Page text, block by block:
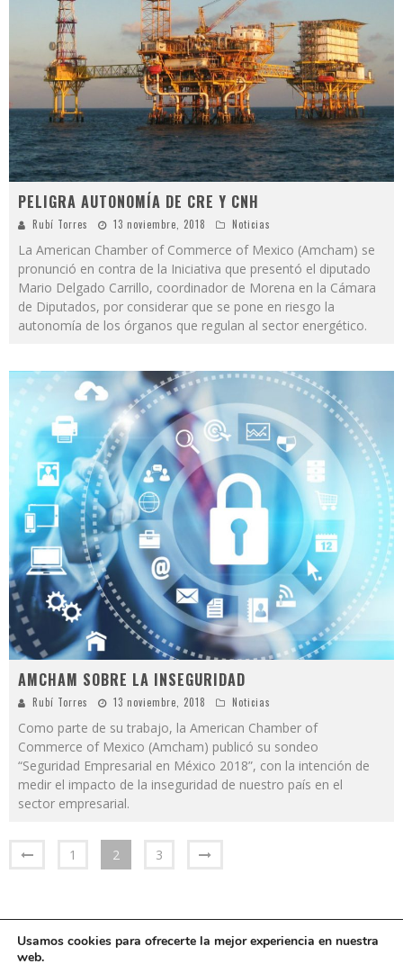
PELIGRA AUTONOMÍA DE CRE Y CNH
Rubí Torres 13 noviembre, 2018 Noticias
La American Chamber of Commerce of Mexico (Amcham) se
pronunció en contra de la Iniciativa que presentó el diputado
Mario Delgado Carrillo, coordinador de Morena en la Cámara
de Diputados, por considerar que se pone en riesgo la
autonomía de los órganos que regulan al sector energético.
AMCHAM SOBRE LA INSEGURIDAD
Rubí Torres 13 noviembre, 2018 Noticias
Como parte de su trabajo, la American Chamber of
Commerce of Mexico (Amcham) publicó su sondeo
“Seguridad Empresarial en México 2018”, con la intención de
medir el impacto de la inseguridad de nuestro país en el
sector empresarial.
1 2 3
Usamos cookies para ofrecerte la mejor experiencia en nuestra
web.